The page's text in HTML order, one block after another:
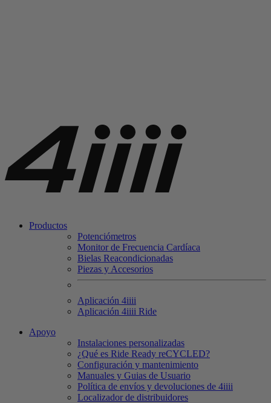
Productos
Potenciómetros
Monitor de Frecuencia Cardíaca
Bielas Reacondicionadas
Piezas y Accesorios
Aplicación 4iiii
Aplicación 4iiii Ride
Apoyo
Instalaciones personalizadas
¿Qué es Ride Ready reCYCLED?
Configuración y mantenimiento
Manuales y Guias de Usuario
Política de envíos y devoluciones de 4iiii
Localizador de distribuidores